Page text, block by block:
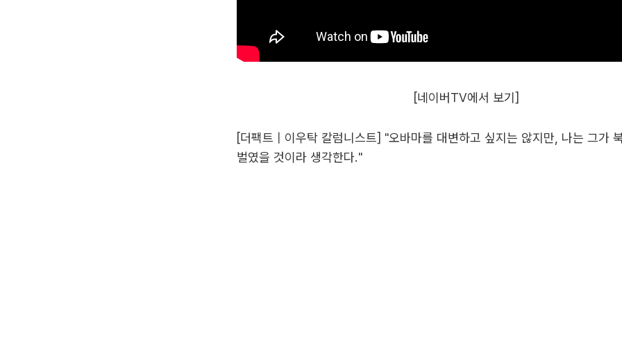
[네이버TV에서 보기]
[더팩트 | 이우탁 칼럼니스트] "오바마를 대변하고 싶지는 않지만, 나는 그가
벌였을 것이라 생각한다."